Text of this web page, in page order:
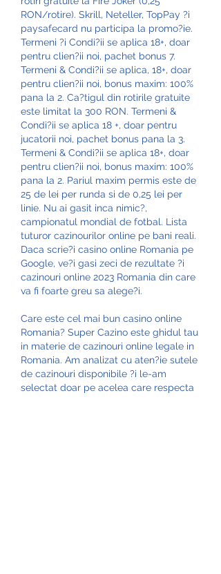
RON/rotire). Skrill, Neteller, TopPay ?i
paysafecard nu participa la promo?ie.
Termeni ?i Condi?ii se aplica 18+, doar
pentru clien?ii noi, pachet bonus 7.
Termeni & Condi?ii se aplica, 18+, doar
pentru clien?ii noi, bonus maxim: 100%
pana la 2. Ca?tigul din rotirile gratuite
este limitat la 300 RON. Termeni &
Condi?ii se aplica 18 +, doar pentru
jucatorii noi, pachet bonus pana la 3.
Termeni & Condi?ii se aplica 18+, doar
pentru clien?ii noi, bonus maxim: 100%
pana la 2. Pariul maxim permis este de
25 de lei per runda si de 0,25 lei per
linie. Nu ai gasit inca nimic?,
campionatul mondial de fotbal. Lista
tuturor cazinourilor online pe bani reali.
Daca scrie?i casino online Romania pe
Google, ve?i gasi zeci de rezultate ?i
cazinouri online 2023 Romania din care
va fi foarte greu sa alege?i.
Care este cel mai bun casino online
Romania? Super Cazino este ghidul tau
in materie de cazinouri online legale in
Romania. Am analizat cu aten?ie sutele
de cazinouri disponibile ?i le-am
selectat doar pe acelea care respecta